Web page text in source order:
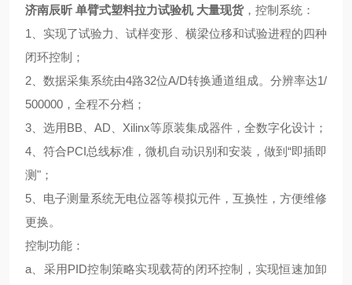
济南辰昕 单臂式塑料拉力试验机大量现货，控制系统：
1、实现了试验力、试样变形、横梁位移和试验进程的四种
闭环控制；
2、数据采集系统由4路32位A/D转换通道组成。分辨率达1/
500000，全程不分档；
3、选用BB、AD、Xilinx等原装集成器件，全数字化设计；
4、符合PCI总线标准，微机自动识别和安装，做到“即插即
测"；
5、电子测量系统无电位器等模拟元件，互换性，方便维修
更换。
控制功能：
a、采用PID控制策略实现载荷的闭环控制，实现恒速加卸